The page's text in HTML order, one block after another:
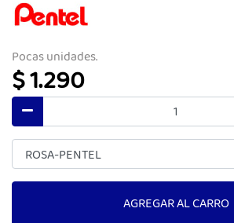
Pocas unidades.
$ 1.290
AGREGAR AL CARRO